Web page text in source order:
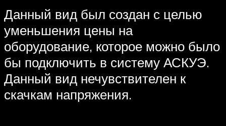
Данный вид был создан с целью
уменьшения цены на
оборудование, которое можно было
бы подключить в систему АСКУЭ.
Данный вид нечувствителен к
скачкам напряжения.